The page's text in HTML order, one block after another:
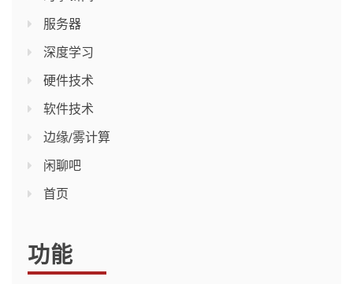
服务器
深度学习
硬件技术
软件技术
边缘/雾计算
闲聊吧
首页
功能